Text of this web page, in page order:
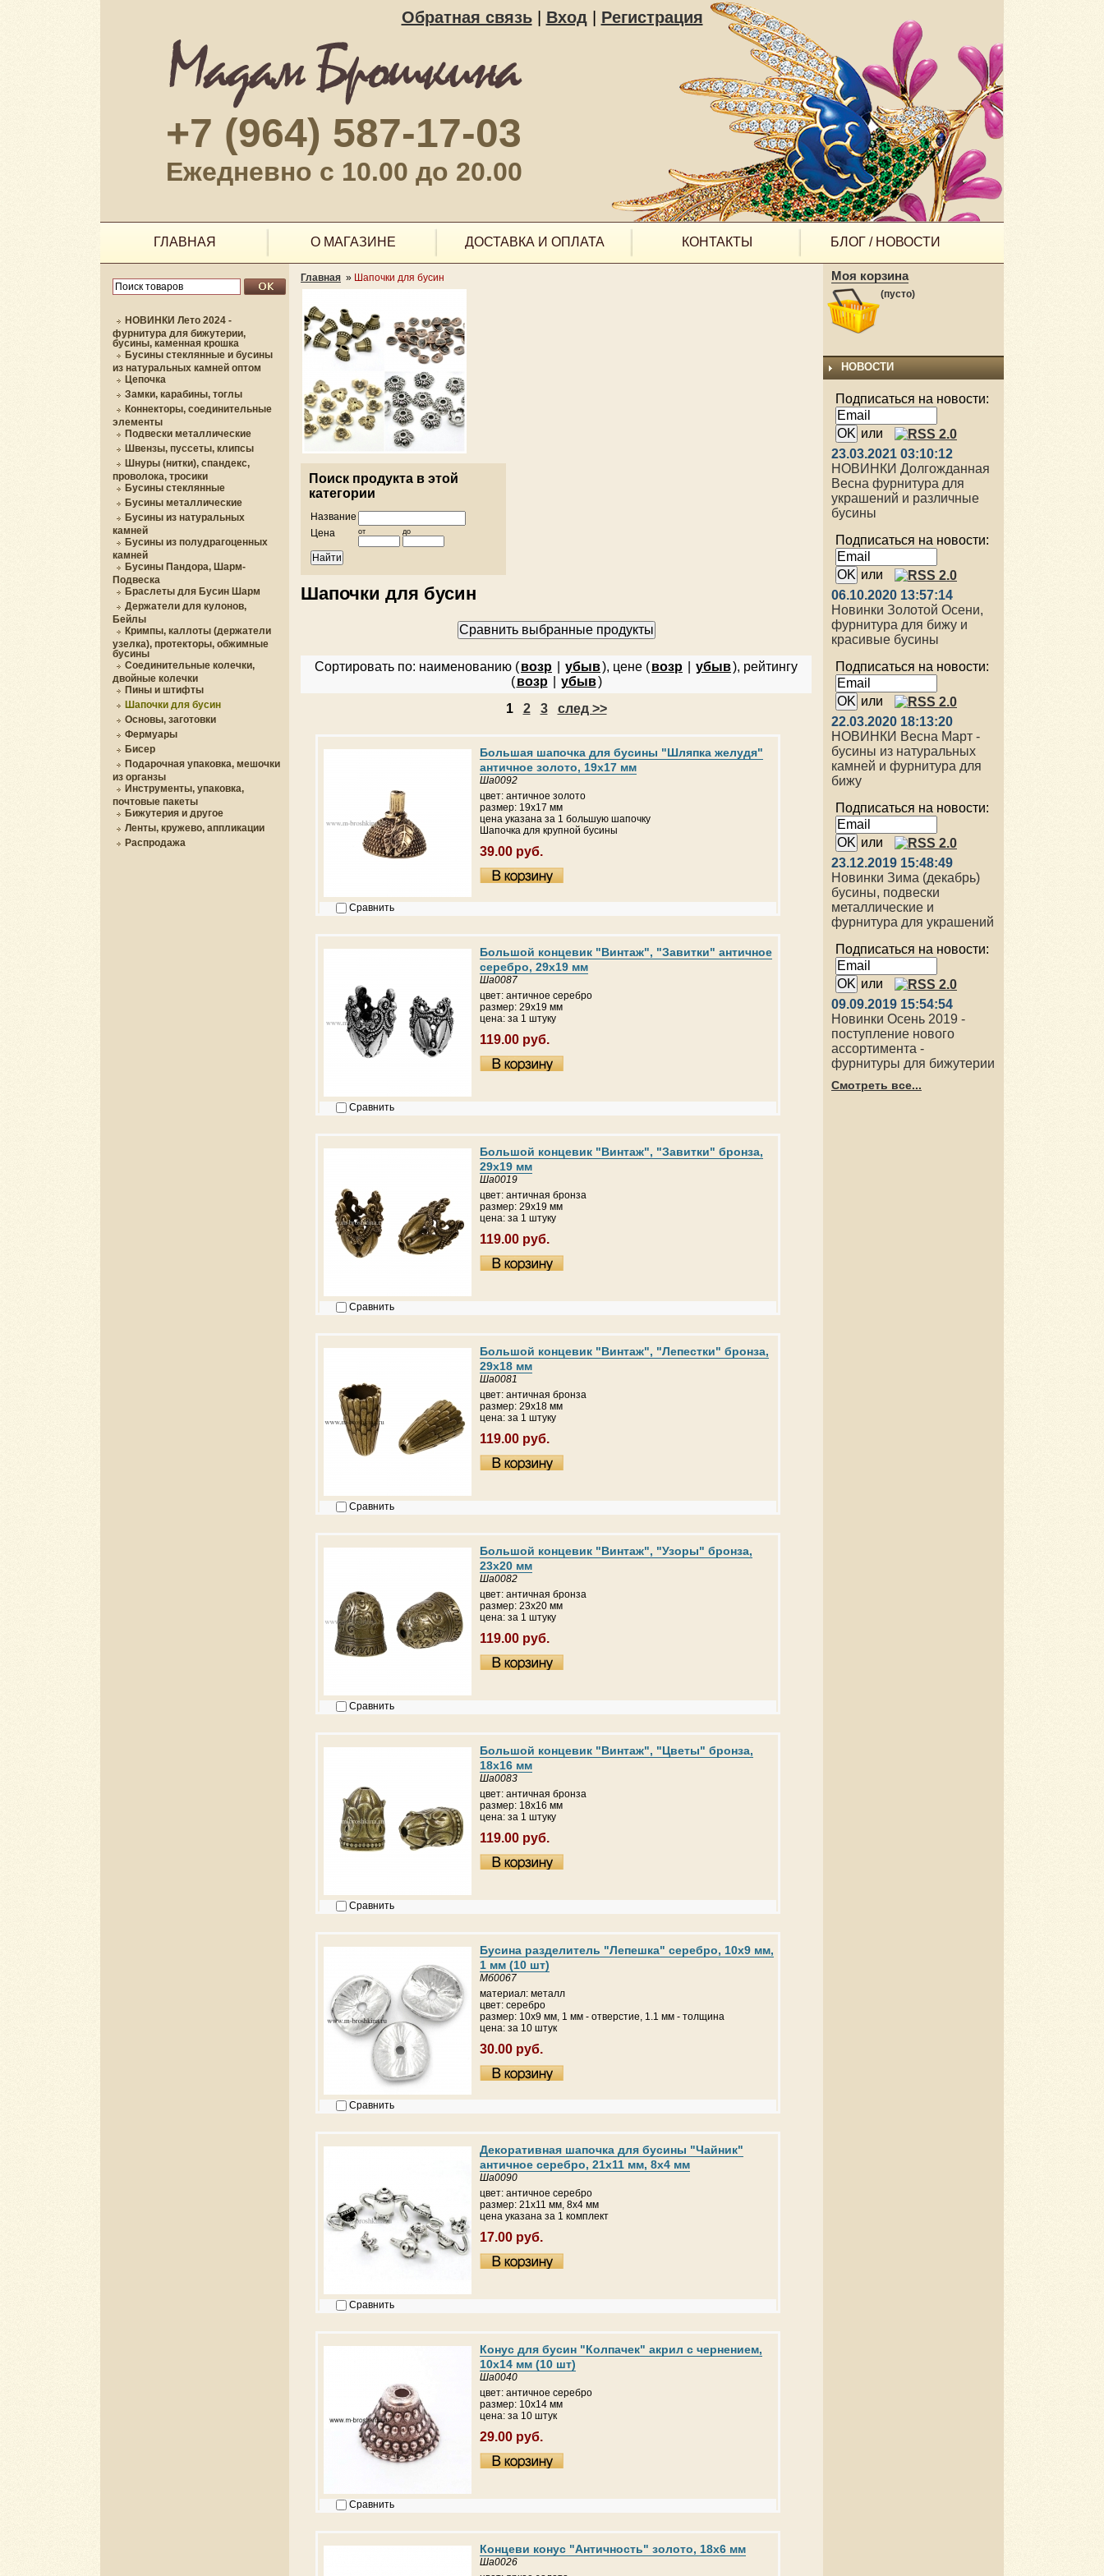
Обратная связь| Вход| Регистрация
+7 (964) 587-17-03
Ежедневно с 10.00 до 20.00
ГЛАВНАЯ О МАГАЗИНЕ ДОСТАВКА И ОПЛАТА КОНТАКТЫ БЛОГ / НОВОСТИ
НОВИНКИ Лето 2024 -
фурнитура для бижутерии,
бусины, каменная крошка
Бусины стеклянные и бусины
из натуральных камней оптом
Цепочка
Замки, карабины, тоглы
Коннекторы, соединительные
элементы
Подвески металлические
Швензы, пуссеты, клипсы
Шнуры (нитки), спандекс,
проволока, тросики
Бусины стеклянные
Бусины металлические
Бусины из натуральных
камней
Бусины из полудрагоценных
камней
Бусины Пандора, Шарм-
Подвеска
Браслеты для Бусин Шарм
Держатели для кулонов,
Бейлы
Кримпы, каллоты (держатели
узелка), протекторы, обжимные
бусины
Соединительные колечки,
двойные колечки
Пины и штифты
Шапочки для бусин
Основы, заготовки
Фермуары
Бисер
Подарочная упаковка, мешочки
из органзы
Инструменты, упаковка,
почтовые пакеты
Бижутерия и другое
Ленты, кружево, аппликации
Распродажа
Главная » Шапочки для бусин
Поиск продукта в этой
категории
Название
Цена
от до
Шапочки для бусин
Сортировать по: наименованию (возр убыв), цене (возр убыв), рейтингу
( возр убыв)
1
2 3 след >>
Большая шапочка для бусины "Шляпка желудя"
античное золото, 19х17 мм
Ша0092
цвет: античное золото
размер: 19х17 мм
цена указана за 1 большую шапочку
Шапочка для крупной бусины
39.00 руб.
Сравнить
Большой концевик "Винтаж", "Завитки" античное
серебро, 29х19 мм
Ша0087
цвет: античное серебро
размер: 29х19 мм
цена: за 1 штуку
119.00 руб.
Сравнить
Большой концевик "Винтаж", "Завитки" бронза,
29х19 мм
Ша0019
цвет: античная бронза
размер: 29х19 мм
цена: за 1 штуку
119.00 руб.
Сравнить
Большой концевик "Винтаж", "Лепестки" бронза,
29х18 мм
Ша0081
цвет: античная бронза
размер: 29х18 мм
цена: за 1 штуку
119.00 руб.
Сравнить
Большой концевик "Винтаж", "Узоры" бронза,
23х20 мм
Ша0082
цвет: античная бронза
размер: 23х20 мм
цена: за 1 штуку
119.00 руб.
Сравнить
Большой концевик "Винтаж", "Цветы" бронза,
18х16 мм
Ша0083
цвет: античная бронза
размер: 18х16 мм
цена: за 1 штуку
119.00 руб.
Сравнить
Бусина разделитель "Лепешка" серебро, 10х9 мм,
1 мм (10 шт)
Мб0067
материал: металл
цвет: серебро
размер: 10х9 мм, 1 мм - отверстие, 1.1 мм - толщина
цена: за 10 штук
30.00 руб.
Сравнить
Декоративная шапочка для бусины "Чайник"
античное серебро, 21х11 мм, 8х4 мм
Ша0090
цвет: античное серебро
размер: 21х11 мм, 8х4 мм
цена указана за 1 комплект
17.00 руб.
Сравнить
Конус для бусин "Колпачек" акрил c чернением,
10х14 мм (10 шт)
Ша0040
цвет: античное серебро
размер: 10x14 мм
цена: за 10 штук
29.00 руб.
Сравнить
Концеви конус "Античность" золото, 18х6 мм
Ша0026
Моя корзина
(пусто)
НОВОСТИ
Подписаться на новости:
или
23.03.2021 03:10:12
НОВИНКИ Долгожданная
Весна фурнитура для
украшений и различные
бусины
Подписаться на новости:
или
06.10.2020 13:57:14
Новинки Золотой Осени,
фурнитура для бижу и
красивые бусины
Подписаться на новости:
или
22.03.2020 18:13:20
НОВИНКИ Весна Март -
бусины из натуральных
камней и фурнитура для
бижу
Подписаться на новости:
или
23.12.2019 15:48:49
Новинки Зима (декабрь)
бусины, подвески
металлические и
фурнитура для украшений
Подписаться на новости:
или
09.09.2019 15:54:54
Новинки Осень 2019 -
поступление нового
ассортимента -
фурнитуры для бижутерии
Смотреть все...